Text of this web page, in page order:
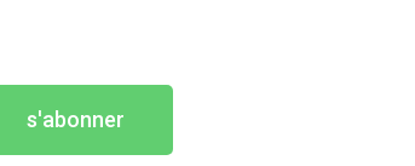
s'abonner